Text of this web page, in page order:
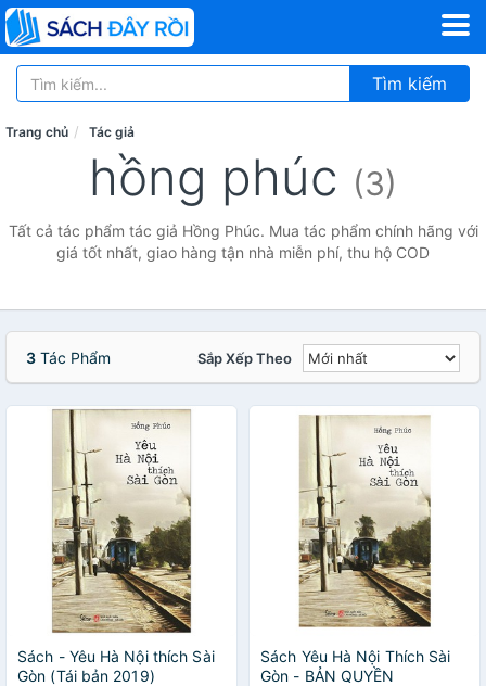
Tìm kiếm
Trang chủ Tác giả
hồng phúc (3)
Tất cả tác phẩm tác giả Hồng Phúc. Mua tác phẩm chính hãng với
giá tốt nhất, giao hàng tận nhà miễn phí, thu hộ COD
3 Tác Phẩm Sắp Xếp Theo
Sách - Yêu Hà Nội thích Sài
Gòn (Tái bản 2019)
Sách Yêu Hà Nội Thích Sài
Gòn - BẢN QUYỀN